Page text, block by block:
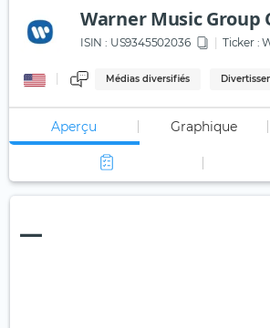
Warner Music Group
ISIN : US9345502036 Ticker :
Médias diversifiés
Aperçu Graphique
—